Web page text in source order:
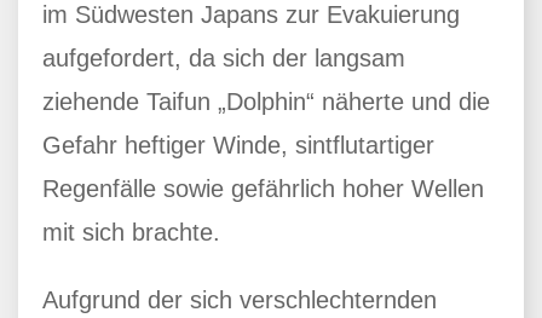
im Südwesten Japans zur Evakuierung
aufgefordert, da sich der langsam
ziehende Taifun „Dolphin“ näherte und die
Gefahr heftiger Winde, sintflutartiger
Regenfälle sowie gefährlich hoher Wellen
mit sich brachte.
Aufgrund der sich verschlechternden